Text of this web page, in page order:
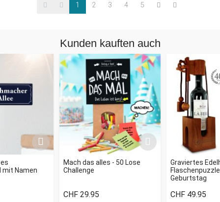
1 2 3 4 5
Kunden kauften auch
mit Namen
Mach das alles - 50 Lose
Challenge
CHF 29.95
Graviertes
Geburtstag
CHF 49.95